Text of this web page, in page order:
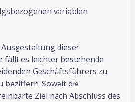
variablen
dieser
fällt es leichter bestehende
Geschäftsführers zu
beziffern. Soweit die
Ziel nach Abschluss des